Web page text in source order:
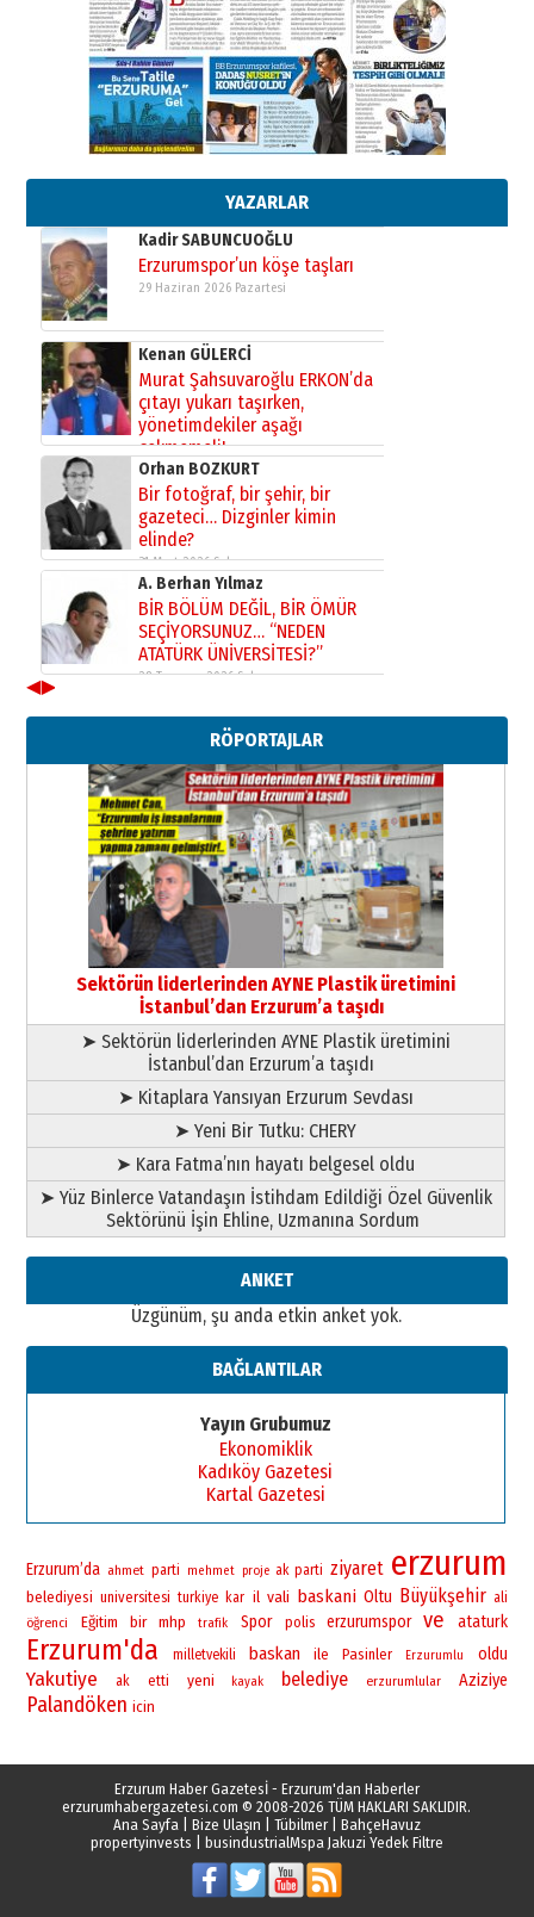
YAZARLAR
Cem Bakırcı
Ardında bıraktığı hatıralarıyla
gönül adamı Faruk Terzioğlu!
13 Mayıs 2026 Çarşamba
Esat BİNDESEN
Başkan Sekmen’den Erzurum’a
bir vizyon proje daha!
02 Ağustos 2026 Pazar
Kadir SABUNCUOĞLU
Erzurumspor’un köşe taşları
29 Haziran 2026 Pazartesi
Kenan GÜLERCİ
Murat Şahsuvaroğlu ERKON’da
çıtayı yukarı taşırken,
yönetimdekiler aşağı
çekmemeli!
17 Şubat 2026 SalıOrhan BOZKURT
Bir fotoğraf, bir şehir, bir
gazeteci… Dizginler kimin
elinde?
31 Mart 2026 Salı
A. Berhan Yılmaz
BİR BÖLÜM DEĞİL, BİR ÖMÜR
SEÇİYORSUNUZ… “NEDEN
ATATÜRK ÜNİVERSİTESİ?”
28 Temmuz 2026 Salı
Ahmed Yesevi’den bir Alperen…
”Reisimiz” idi… Hakka yürüdü.!
26 Mart 2026 Perşembe
Cem Bakırcı
Ardında bıraktığı hatıralarıyla
gönül adamı Faruk Terzioğlu!
13 Mayıs 2026 Çarşamba
Esat BİNDESEN
Başkan Sekmen’den Erzurum’a
bir vizyon proje daha!
02 Ağustos 2026 Pazar
◀▶
RÖPORTAJLAR
Sektörün liderlerinden AYNE Plastik üretimini
İstanbul’dan Erzurum’a taşıdı
➤ Sektörün liderlerinden AYNE Plastik üretimini
İstanbul’dan Erzurum’a taşıdı
➤ Kitaplara Yansıyan Erzurum Sevdası
➤ Yeni Bir Tutku: CHERY
➤ Kara Fatma’nın hayatı belgesel oldu
➤ Yüz Binlerce Vatandaşın İstihdam Edildiği Özel Güvenlik
Sektörünü İşin Ehline, Uzmanına Sordum
ANKET
Üzgünüm, şu anda etkin anket yok.
BAĞLANTILAR
Yayın Grubumuz
Ekonomiklik
Kadıköy Gazetesi
Kartal Gazetesi
Erzurum’da ahmet parti mehmet proje ak parti ziyaret erzurum
belediyesi universitesi turkiye kar il vali baskani Oltu Büyükşehir ali
öğrenci
Eğitim bir mhp trafik Spor polis erzurumspor ve ataturk
Erzurum'da milletvekili baskan ile Pasinler Erzurumlu oldu
Yakutiye ak etti yeni kayak belediye erzurumlular Aziziye
Palandöken icin
Erzurum Haber Gazetesİ - Erzurum'dan Haberler
erzurumhabergazetesi.com © 2008-2026 TÜM HAKLARI SAKLIDIR.
Ana Sayfa| Bize Ulaşın Tübilmer| BahçeHavuz
propertyinvests
busindustrialMspa Jakuzi Yedek Filtre